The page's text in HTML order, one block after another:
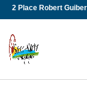
Skip
to
content
2 Place Robert